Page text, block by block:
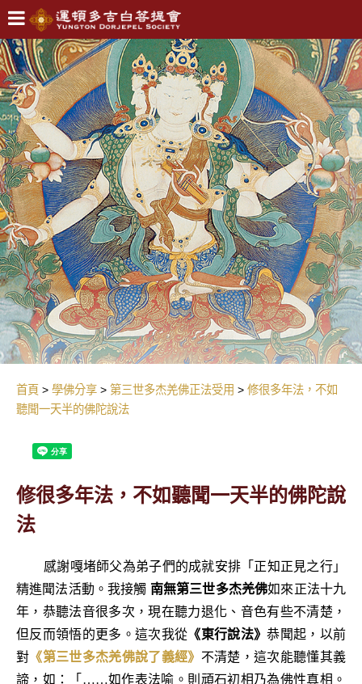
首頁 學佛分享 第三世多杰羌佛正法受用
修很多年法，不如
聽聞一天半的佛陀說法
修很多年法，不如聽聞一天半的佛陀說
法
感謝嘎堵師父為弟子們的成就安排「正知正見之行」
精進聞法活動。我接觸 南無第三世多杰羌佛如來正法十九
年，恭聽法音很多次，現在聽力退化、音色有些不清楚，
但反而領悟的更多。這次我從 《東行說法》恭聞起，以前
對 《第三世多杰羌佛說了義經》 不清楚，這次能聽懂其義
諦，如：「……如作表法喻。則頑石初相乃為佛性真相。